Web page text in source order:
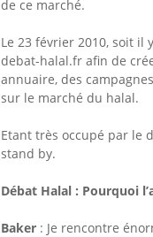
de ce marché.
Le 23 février 2010, soit il
debat-halal.fr afin de
annuaire, des
sur le marché du halal.
Etant très occupé par le
stand by.
Débat Halal : Pourquoi
Baker : Je rencontre